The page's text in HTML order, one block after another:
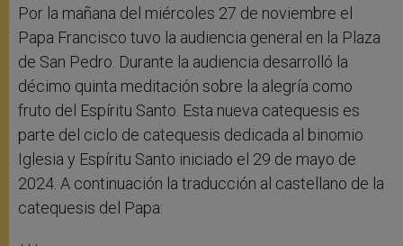
Por la mañana del miércoles 27 de noviembre el
Papa Francisco tuvo la audiencia general en la Plaza
de San Pedro. Durante la audiencia desarrolló la
décimo quinta meditación sobre la alegría como
fruto del Espíritu Santo. Esta nueva catequesis es
parte del ciclo de catequesis dedicada al binomio
Iglesia y Espíritu Santo iniciado el 29 de mayo de
2024. A continuación la traducción al castellano de la
catequesis del Papa: